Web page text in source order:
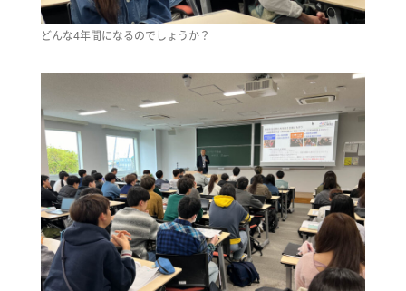
どんな4年間になるのでしょうか？